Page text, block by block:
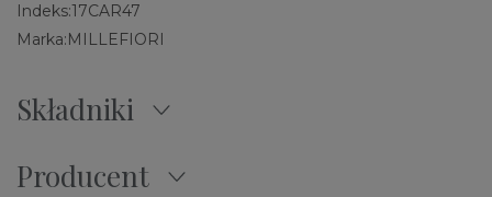
Indeks:17CAR47
Marka:MILLEFIORI
Składniki
Producent